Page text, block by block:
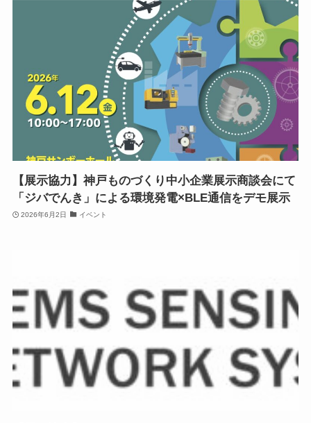
【展示協力】神戸ものづくり中小企業展示商談会にて
「ジバでんき」による環境発電×BLE通信をデモ展示
2026年6月2日 イベント